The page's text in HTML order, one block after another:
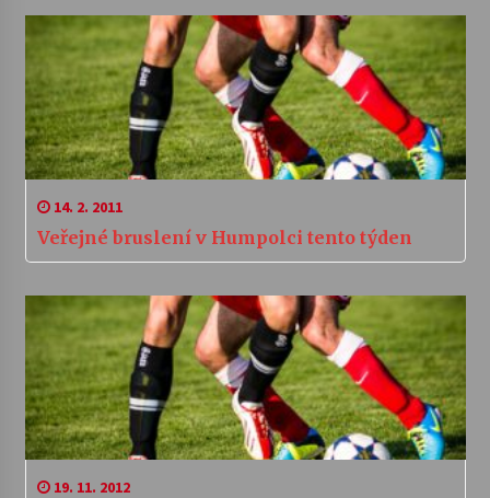
14. 2. 2011
Veřejné bruslení v Humpolci tento týden
19. 11. 2012